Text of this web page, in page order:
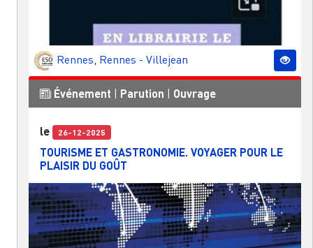
Rennes, Rennes - Villejean
Événement Parution Ouvrage
le 26-12-2025
TOURISME ET GASTRONOMIE. VOYAGER POUR LE
PLAISIR DU GOÛT